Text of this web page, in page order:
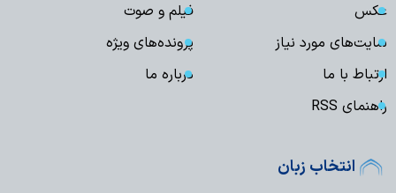
عکس
فیلم و صوت
سایت‌های مورد نیاز
پرونده‌های ویژه
ارتباط با ما
درباره ما
راهنمای RSS
انتخاب زبان